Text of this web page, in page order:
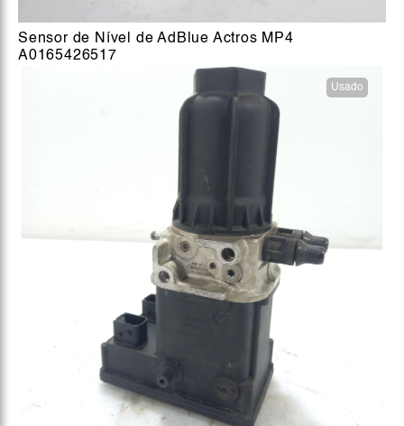
Sensor de Nível de AdBlue Actros MP4
A0165426517
Usado